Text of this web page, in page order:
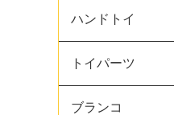
ハンドトイ
トイパーツ
ブランコ